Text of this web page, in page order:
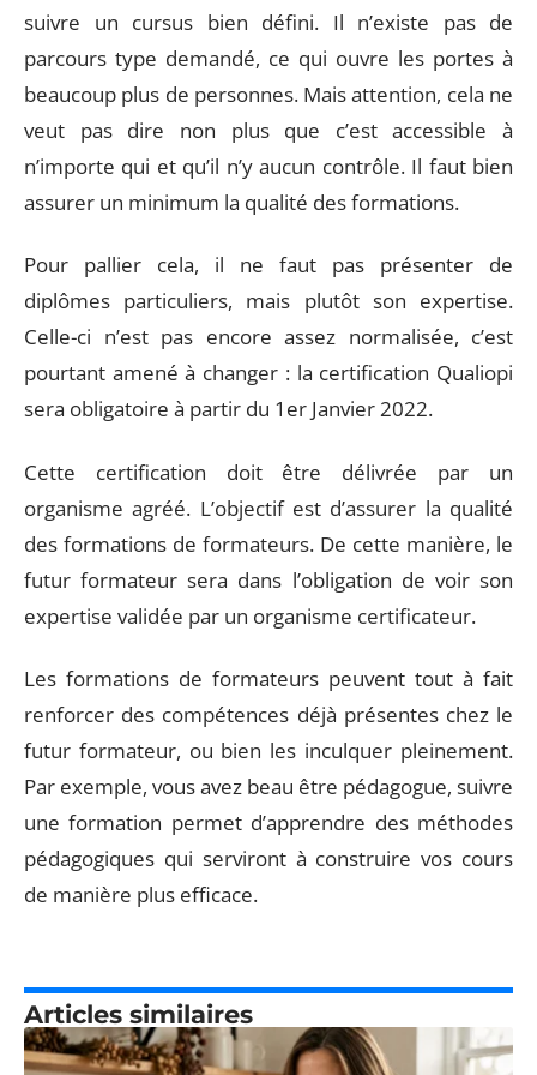
suivre un cursus bien défini. Il n’existe pas de
parcours type demandé, ce qui ouvre les portes à
beaucoup plus de personnes. Mais attention, cela ne
veut pas dire non plus que c’est accessible à
n’importe qui et qu’il n’y aucun contrôle. Il faut bien
assurer un minimum la qualité des formations.
Pour pallier cela, il ne faut pas présenter de
diplômes particuliers, mais plutôt son expertise.
Celle-ci n’est pas encore assez normalisée, c’est
pourtant amené à changer : la certification Qualiopi
sera obligatoire à partir du 1er Janvier 2022.
Cette certification doit être délivrée par un
organisme agréé. L’objectif est d’assurer la qualité
des formations de formateurs. De cette manière, le
futur formateur sera dans l’obligation de voir son
expertise validée par un organisme certificateur.
Les formations de formateurs peuvent tout à fait
renforcer des compétences déjà présentes chez le
futur formateur, ou bien les inculquer pleinement.
Par exemple, vous avez beau être pédagogue, suivre
une formation permet d’apprendre des méthodes
pédagogiques qui serviront à construire vos cours
de manière plus efficace.
Articles similaires